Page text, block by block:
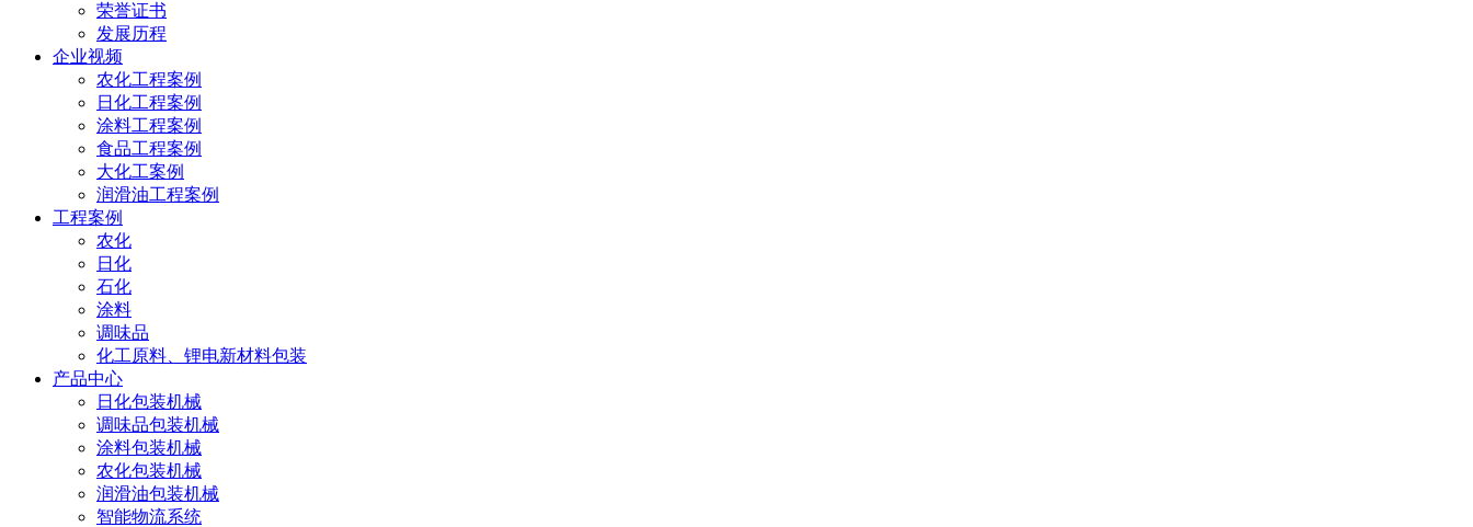
荣誉证书
发展历程
企业视频
农化工程案例
日化工程案例
涂料工程案例
食品工程案例
大化工案例
润滑油工程案例
工程案例
农化
日化
石化
涂料
调味品
化工原料、锂电新材料包装
产品中心
日化包装机械
调味品包装机械
涂料包装机械
农化包装机械
润滑油包装机械
智能物流系统